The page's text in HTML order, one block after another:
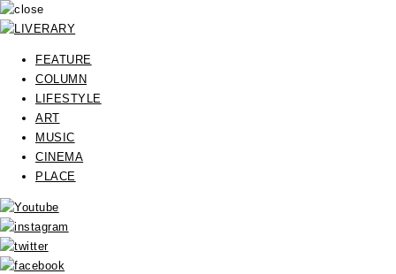
FEATURE
COLUMN
LIFESTYLE
ART
MUSIC
CINEMA
PLACE